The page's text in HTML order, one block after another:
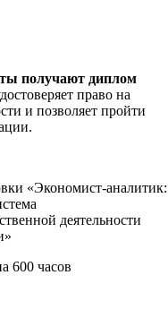
получают диплом
право на
и позволяет пройти
«Экономист-аналитик:
деятельности
600 часов